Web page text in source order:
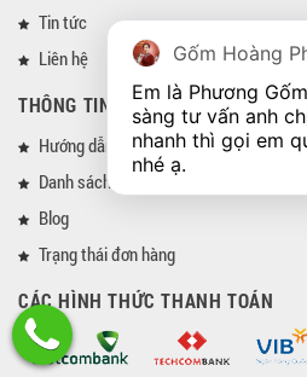
Tin tức
Liên hệ
THÔNG TIN
Hướng dẫn mua hàng
Danh sách đại lý
Blog
Trạng thái đơn hàng
CÁC HÌNH THỨC THANH TOÁN
Gốm Hoàng
Em là Phương
sàng tư vấn anh
nhanh thì gọi em
nhé ạ.